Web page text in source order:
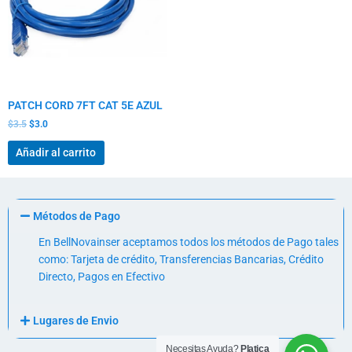
PATCH CORD 7FT CAT 5E AZUL
$3.5 $3.0
Añadir al carrito
Métodos de Pago
En BellNovainser aceptamos todos los métodos de Pago tales
como: Tarjeta de crédito, Transferencias Bancarias, Crédito
Directo, Pagos en Efectivo
Lugares de Envio
Necesitas Ayuda? Platica